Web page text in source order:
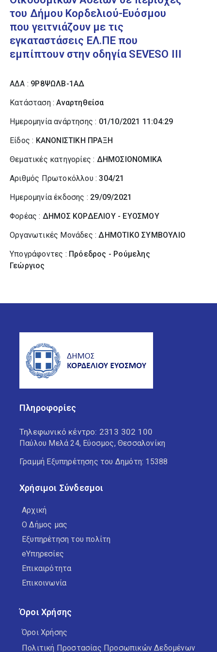
του Δήμου Κορδελιού-Ευόσμου
που γειτνιάζουν με τις
εγκαταστάσεις ΕΛ.ΠΕ που
εμπίπτουν στην οδηγία SEVESO ΙΙΙ
ΑΔΑ : 9Ρ8ΨΩΛΒ-1ΑΔ
Κατάσταση :Αναρτηθείσα
Ημερομηνία ανάρτησης : 01/10/2021 11:04:29
Είδος : ΚΑΝΟΝΙΣΤΙΚΗ ΠΡΑΞΗ
Θεματικές κατηγορίες : ΔΗΜΟΣΙΟΝΟΜΙΚΑ
Αριθμός Πρωτοκόλλου :304/21
Ημερομηνία έκδοσης : 29/09/2021
Φορέας : ΔΗΜΟΣ ΚΟΡΔΕΛΙΟΥ - ΕΥΟΣΜΟΥ
Οργανωτικές Μονάδες :ΔΗΜΟΤΙΚΟ ΣΥΜΒΟΥΛΙΟ
Υπογράφοντες : Πρόεδρος - Ρούμελης
Γεώργιος
Πληροφορίες
Τηλεφωνικό κέντρο: 2313 302 100
Παύλου Μελά 24, Εύοσμος, Θεσσαλονίκη
Γραμμή Εξυπηρέτησης του Δημότη: 15388
Χρήσιμοι Σύνδεσμοι
Αρχική
Ο Δήμος μας
Εξυπηρέτηση του πολίτη
eΥπηρεσίες
Επικαιρότητα
Επικοινωνία
Όροι Χρήσης
Όροι Χρήσης
Πολιτική Προστασίας Προσωπικών Δεδομένων